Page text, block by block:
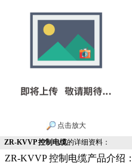
点击放大
ZR-KVVP 控制电缆的详细资料：
ZR-KVVP 控制电缆产品介